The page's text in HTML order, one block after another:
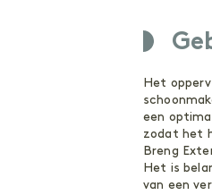
Het
een
zodat het
Breng
Het is
van een